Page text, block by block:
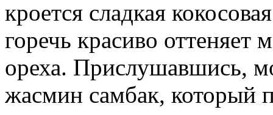
кроется сладкая
горечь красиво оттеняет
ореха. Прислушавшись,
жасмин самбак, который